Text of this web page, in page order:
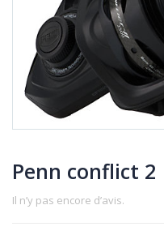
Penn conflict 2
Il n’y pas encore d’avis.